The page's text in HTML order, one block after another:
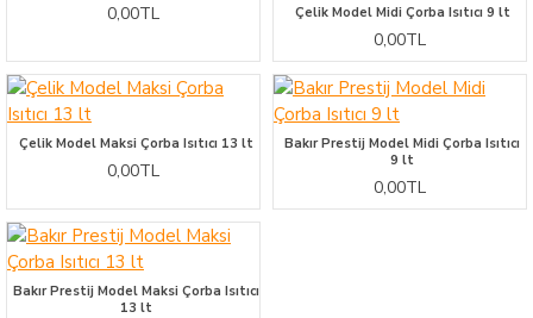
0,00TL Çelik Model Midi Çorba Isıtıcı 9 lt
0,00TL
Çelik Model Maksi Çorba Isıtıcı 13 lt
0,00TL
Bakır Prestij Model Midi Çorba Isıtıcı
9 lt
0,00TL
Bakır Prestij Model Maksi Çorba Isıtıcı
13 lt